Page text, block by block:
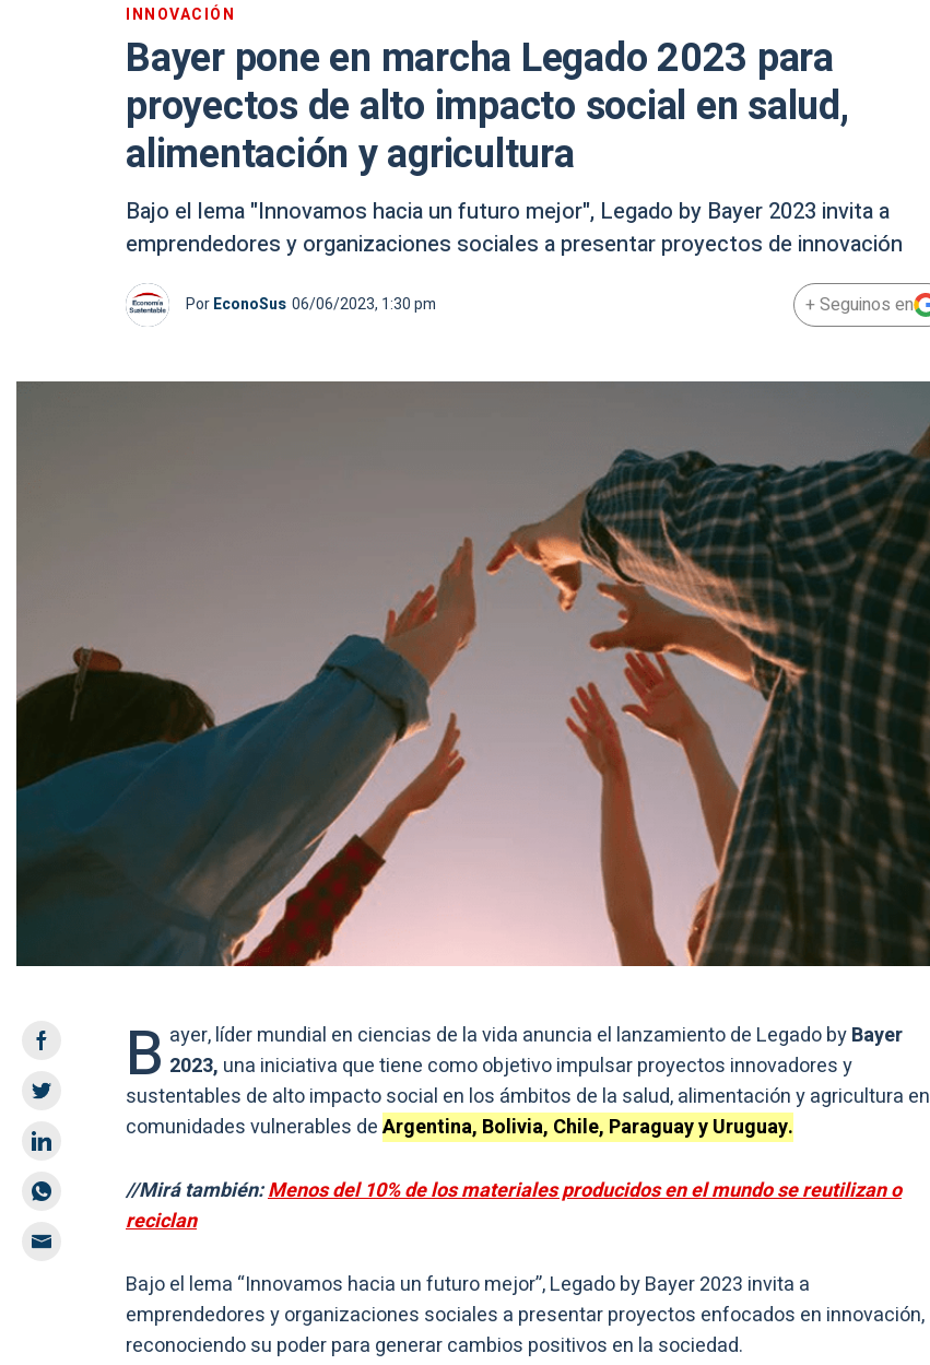
INNOVACIÓN
Bayer pone en marcha Legado 2023 para
proyectos de alto impacto social en salud,
alimentación y agricultura
Bajo el lema "Innovamos hacia un futuro mejor", Legado by Bayer 2023 invita a
emprendedores y organizaciones sociales a presentar proyectos de innovación
PorEconoSus 06/06/2023, 1:30 pm + Seguinos en
B ayer, líder mundial en ciencias de la vida anuncia el lanzamiento de Legado byBayer
2023, una iniciativa que tiene como objetivo impulsar proyectos innovadores y
sustentables de alto impacto social en los ámbitos de la salud, alimentación y agricultura en
comunidades vulnerables deArgentina, Bolivia, Chile, Paraguay y Uruguay.
//Mirá también:Menos del 10% de los materiales producidos en el mundo se reutilizan o
reciclan
Bajo el lema “Innovamos hacia un futuro mejor”, Legado by Bayer 2023 invita a
emprendedores y organizaciones sociales a presentar proyectos enfocados en innovación,
reconociendo su poder para generar cambios positivos en la sociedad.